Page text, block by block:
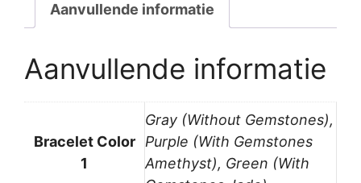
Aanvullende informatie
Aanvullende informatie
Bracelet Color
1
Gray (Without Gemstones),
Purple (With Gemstones
Amethyst), Green (With